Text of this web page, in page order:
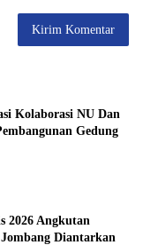
Kolaborasi NU Dan
Gedung
2026 Angkutan
Diantarkan